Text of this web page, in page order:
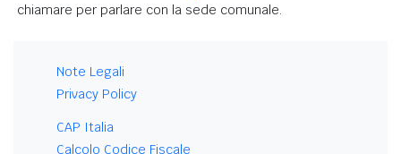
chiamare per parlare con la sede comunale.
Note Legali
Privacy Policy
CAP Italia
Calcolo Codice Fiscale